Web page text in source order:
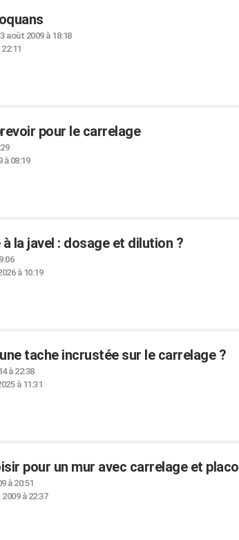
3 août 2009 à 18:18
pour le carrelage
à 08:19
la javel : dosage et dilution ?
à 10:19
tache incrustée sur le carrelage ?
à 22:38
à 11:31
pour un mur avec carrelage et placo
à 20:51
à 22:37